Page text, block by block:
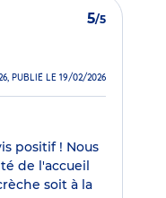
5/5
PUBLIÉ LE 19/02/2026
positif ! Nous
de l'accueil
soit à la